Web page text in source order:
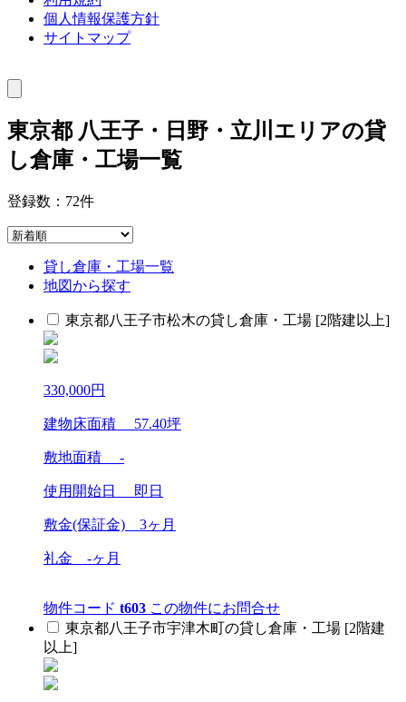
個人情報保護方針
サイトマップ
東京都 八王子・日野・立川エリアの貸
し倉庫・工場一覧
登録数： 72件
貸し倉庫・工場一覧
地図から探す
東京都八王子市松木の貸し倉庫・工場 [2階建以上]
330,000円
建物床面積 57.40坪
敷地面積 -
使用開始日 即日
敷金(保証金) 3ヶ月
礼金 -ヶ月
物件コード t603 この物件にお問合せ
東京都八王子市宇津木町の貸し倉庫・工場 [2階建
以上]